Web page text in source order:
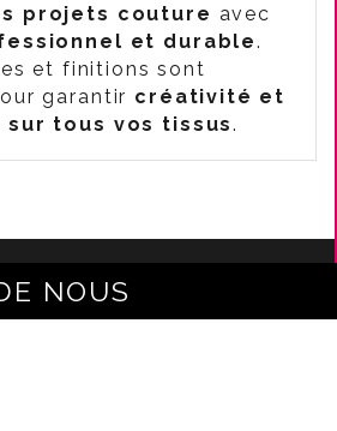
projets couture avec
et durable.
et finitions sont
garantir créativité et
tous vos tissus.
NOUS